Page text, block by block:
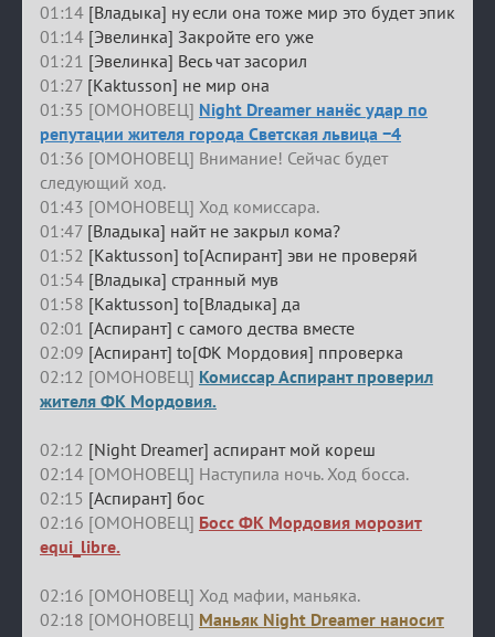
01:14 [Владыка] ну если она тоже мир это будет эпик
01:14 [Эвелинка] Закройте его уже
01:21 [Эвелинка] Весь чат засорил
01:27 [Kaktusson] не мир она
01:35 [ОМОНОВЕЦ] Night Dreamer нанёс удар по
репутации жителя города Светская львица −4
01:36 [ОМОНОВЕЦ] Внимание! Сейчас будет
следующий ход.
01:43 [ОМОНОВЕЦ] Ход комиссара.
01:47 [Владыка] найт не закрыл кома?
01:52 [Kaktusson] to[Аспирант] эви не проверяй
01:54 [Владыка] странный мув
01:58 [Kaktusson] to[Владыка] да
02:01 [Аспирант] с самого дества вместе
02:09 [Аспирант] to[ФК Мордовия] ппроверка
02:12 [ОМОНОВЕЦ] Комиссар Аспирант проверил
жителя ФК Мордовия.
02:12 [Night Dreamer] аспирант мой кореш
02:14 [ОМОНОВЕЦ] Наступила ночь. Ход босса.
02:15 [Аспирант] бос
02:16 [ОМОНОВЕЦ] Босс ФК Мордовия морозит
equi_libre.
02:16 [ОМОНОВЕЦ] Ход мафии, маньяка.
02:18 [ОМОНОВЕЦ] Маньяк Night Dreamer наносит